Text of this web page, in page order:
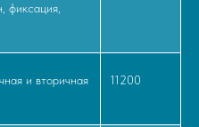
фиксация,
и вторичная
11200